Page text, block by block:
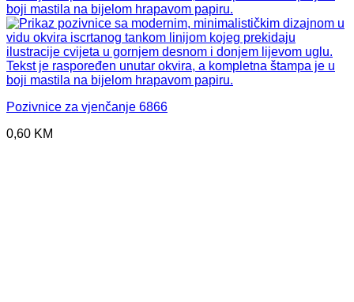
Pozivnice za vjenčanje 6866
0,60 KM